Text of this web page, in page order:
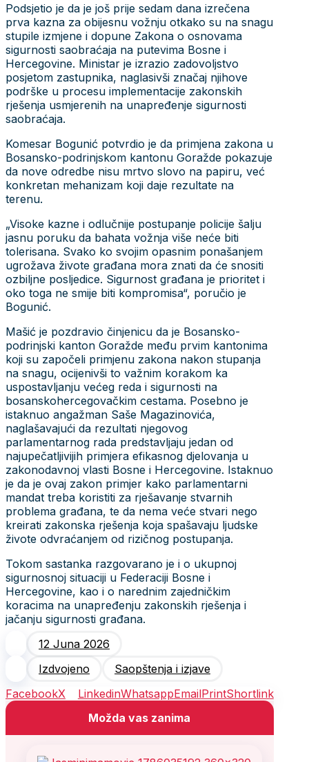
Podsjetio je da je još prije sedam dana izrečena
prva kazna za obijesnu vožnju otkako su na snagu
stupile izmjene i dopune Zakona o osnovama
sigurnosti saobraćaja na putevima Bosne i
Hercegovine. Ministar je izrazio zadovoljstvo
posjetom zastupnika, naglasivši značaj njihove
podrške u procesu implementacije zakonskih
rješenja usmjerenih na unapređenje sigurnosti
saobraćaja.
Komesar Bogunić potvrdio je da primjena zakona u
Bosansko-podrinjskom kantonu Goražde pokazuje
da nove odredbe nisu mrtvo slovo na papiru, već
konkretan mehanizam koji daje rezultate na
terenu.
„Visoke kazne i odlučnije postupanje policije šalju
jasnu poruku da bahata vožnja više neće biti
tolerisana. Svako ko svojim opasnim ponašanjem
ugrožava živote građana mora znati da će snositi
ozbiljne posljedice. Sigurnost građana je prioritet i
oko toga ne smije biti kompromisa“, poručio je
Bogunić.
Mašić je pozdravio činjenicu da je Bosansko-
podrinjski kanton Goražde među prvim kantonima
koji su započeli primjenu zakona nakon stupanja
na snagu, ocijenivši to važnim korakom ka
uspostavljanju većeg reda i sigurnosti na
bosanskohercegovačkim cestama. Posebno je
istaknuo angažman Saše Magazinovića,
naglašavajući da rezultati njegovog
parlamentarnog rada predstavljaju jedan od
najupečatljivijih primjera efikasnog djelovanja u
zakonodavnoj vlasti Bosne i Hercegovine. Istaknuo
je da je ovaj zakon primjer kako parlamentarni
mandat treba koristiti za rješavanje stvarnih
problema građana, te da nema veće stvari nego
kreirati zakonska rješenja koja spašavaju ljudske
živote odvraćanjem od rizičnog postupanja.
Tokom sastanka razgovarano je i o ukupnoj
sigurnosnoj situaciji u Federaciji Bosne i
Hercegovine, kao i o narednim zajedničkim
koracima na unapređenju zakonskih rješenja i
jačanju sigurnosti građana.
12 Juna 2026
Izdvojeno
Saopštenja i izjave
FacebookX LinkedinWhatsappEmailPrintShortlink
Možda vas zanima